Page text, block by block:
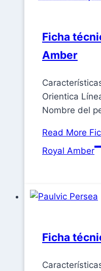
Ficha
Amber
Orientica
Nombre del
Read More
Royal Amber
Ficha